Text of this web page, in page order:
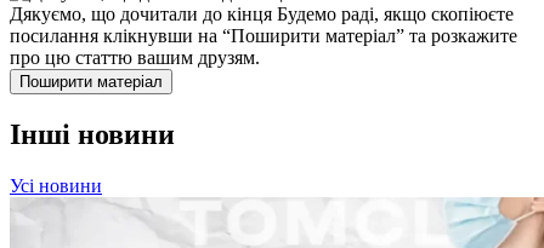
Дякуємо, що дочитали до кінця Будемо раді, якщо скопіюєте
посилання клікнувши на “Поширити матеріал” та розкажите
про цю статтю вашим друзям.
Поширити матеріал
Інші новини
Усі новини